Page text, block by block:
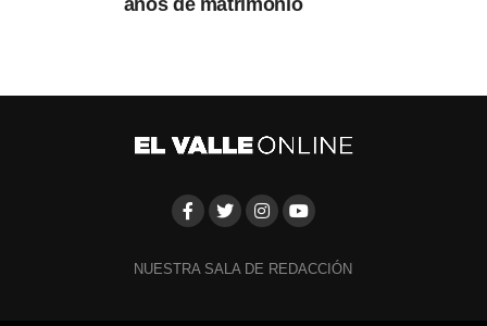
años de matrimonio
NUESTRA SALA DE REDACCIÓN